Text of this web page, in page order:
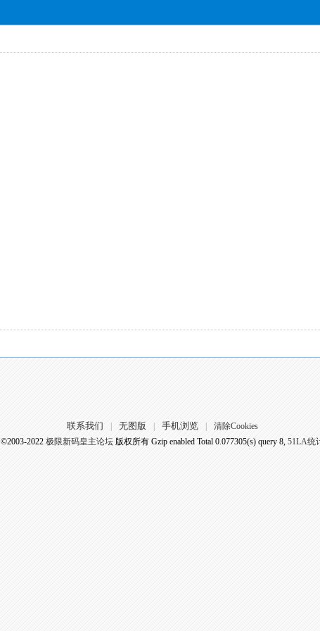
联系我们 无图版 手机浏览
清除Cookies
©2003-2022 极限新码皇主论坛版权所有 Gzip enabled Total 0.077305(s) query 8, 51LA统